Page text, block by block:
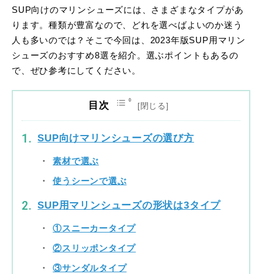
SUP向けのマリンシューズには、さまざまなタイプがあ
ります。種類が豊富なので、どれを選べばよいのか迷う
人も多いのでは？そこで今回は、2023年版SUP用マリン
シューズのおすすめ8選を紹介。選ぶポイントもあるの
で、ぜひ参考にしてください。
目次
SUP向けマリンシューズの選び方
素材で選ぶ
使うシーンで選ぶ
SUP用マリンシューズの形状は3タイプ
①スニーカータイプ
②スリッポンタイプ
③サンダルタイプ